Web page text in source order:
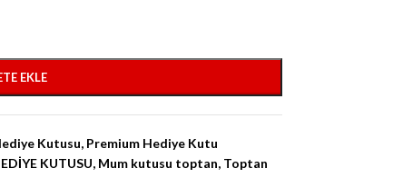
EKLE
Kutusu, Premium Hediye Kutu
KUTUSU, Mum kutusu toptan, Toptan